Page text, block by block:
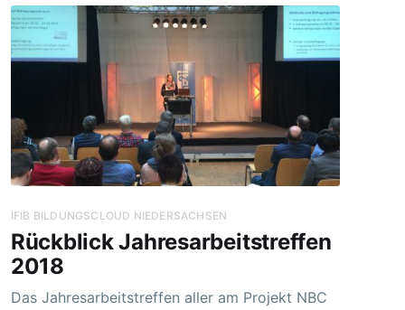
IFIB BILDUNGSCLOUD NIEDERSACHSEN
Rückblick Jahresarbeitstreffen
2018
Das Jahresarbeitstreffen aller am Projekt NBC